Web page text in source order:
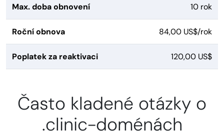
Max. doba obnovení 10 rok
Roční obnova 84,00 US$/rok
Poplatek za reaktivaci 120,00 US$
Často kladené otázky o
.clinic-doménách